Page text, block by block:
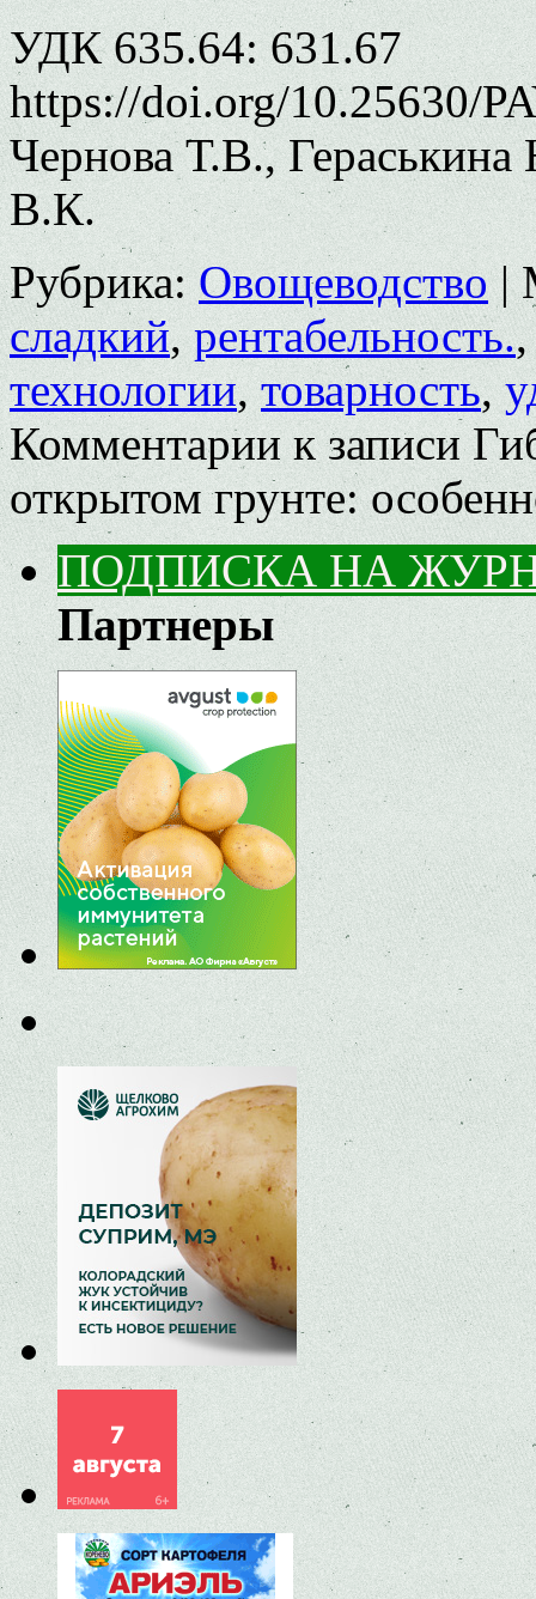
УДК 635.64: 631.67
https://doi.org/10.25630/
Чернова Т.В.,
В.К.
Рубрика: Овощеводство |
сладкий,рентабельность.
технологии,товарность,
Комментарии к записи
открытом грунте:
ПОДПИСКА НА
Партнеры